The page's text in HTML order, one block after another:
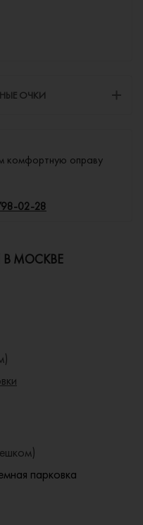
ОЧКИ
комфортную оправу
02-28
МОСКВЕ
парковка